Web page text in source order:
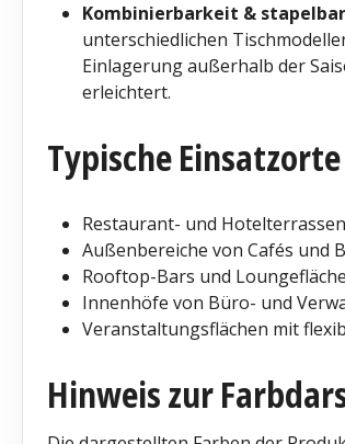
Kombinierbarkeit &
unterschiedlichen
Einlagerung außerhalb der
erleichtert.
Typische Einsatzorte
Restaurant- und Hotelterrassen
Außenbereiche von Cafés und
Rooftop-Bars und
Innenhöfe von Büro- und
Veranstaltungsflächen mit
Hinweis zur